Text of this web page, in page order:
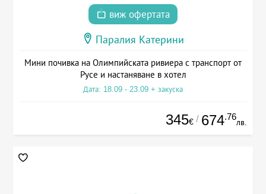
виж офертата
Паралия Катерини
Мини почивка на Олимпийската ривиера с транспорт от
Русе и настаняване в хотел
Дата: 18.09 - 23.09 + закуска
345€ / 674.76
лв.